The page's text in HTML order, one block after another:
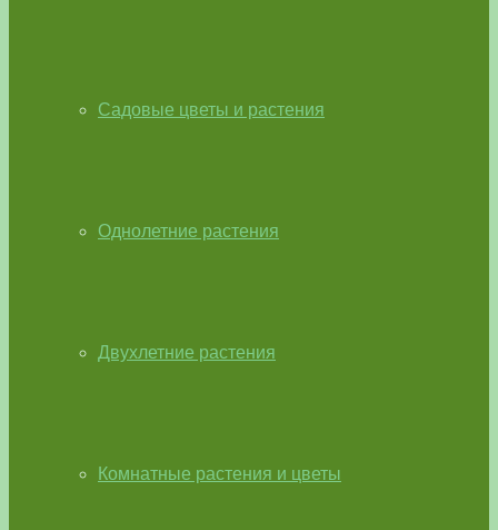
Садовые цветы и растения
Однолетние растения
Двухлетние растения
Комнатные растения и цветы